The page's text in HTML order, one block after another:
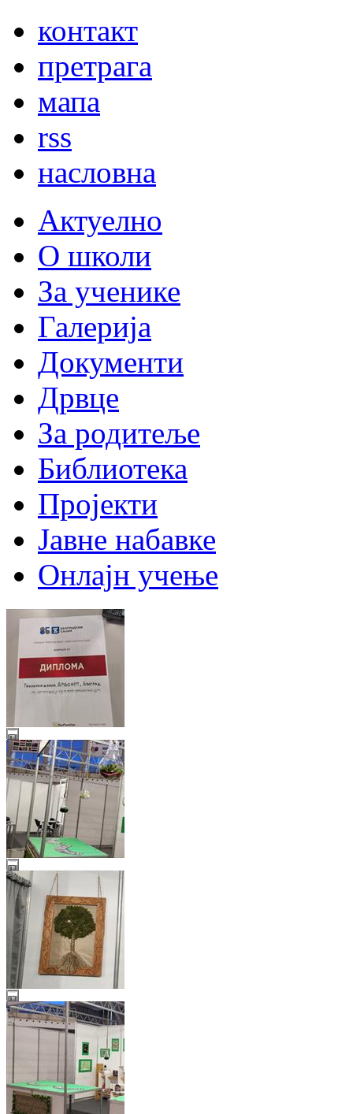
контакт
претрага
мапа
rss
насловна
Актуелно
О школи
За ученике
Галерија
Документи
Дрвце
За родитеље
Библиотека
Пројекти
Јавне набавке
Онлајн учење